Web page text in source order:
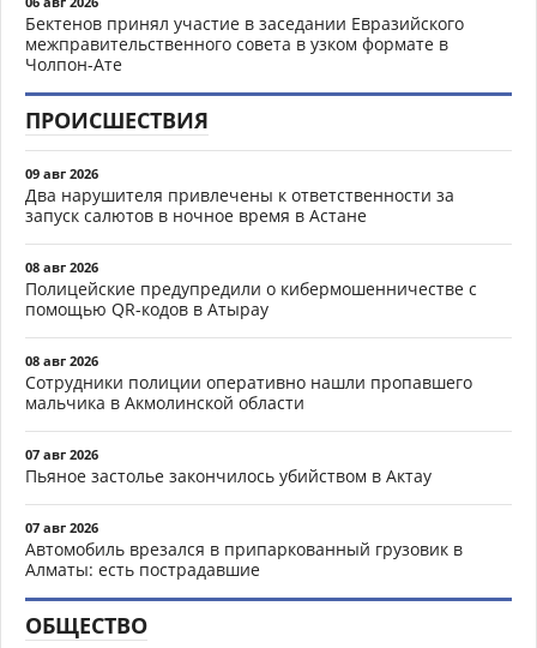
Бектенов принял участие в заседании Евразийского
межправительственного совета в узком формате в
Чолпон-Ате
ПРОИСШЕСТВИЯ
09 авг 2026
Два нарушителя привлечены к ответственности за
запуск салютов в ночное время в Астане
08 авг 2026
Полицейские предупредили о кибермошенничестве с
помощью QR-кодов в Атырау
08 авг 2026
Сотрудники полиции оперативно нашли пропавшего
мальчика в Акмолинской области
07 авг 2026
Пьяное застолье закончилось убийством в Актау
07 авг 2026
Автомобиль врезался в припаркованный грузовик в
Алматы: есть пострадавшие
ОБЩЕСТВО